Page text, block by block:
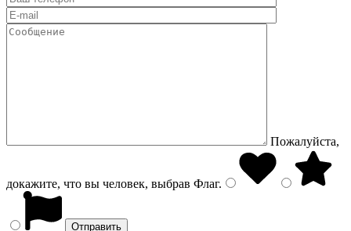
Пожалуйста,
докажите, что вы человек, выбрав Флаг.